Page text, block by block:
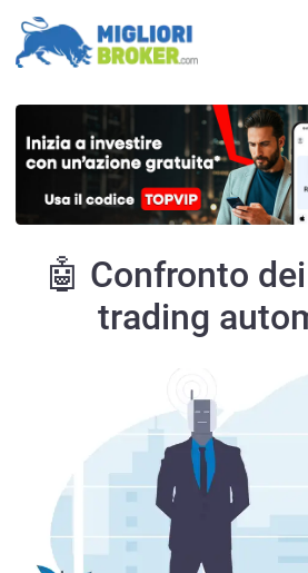
🤖 Confronto
trading